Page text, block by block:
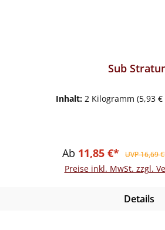
Sub
Inhalt: 2 Kilogramm (5,93
Verkaufspreis:
Ab 11,85 €* Regulärer
UVP 16,69
Preise inkl. MwSt. zzgl.
Details